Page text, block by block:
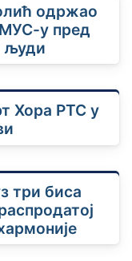
одржао
у пред
људи
Хора РТС у
три биса